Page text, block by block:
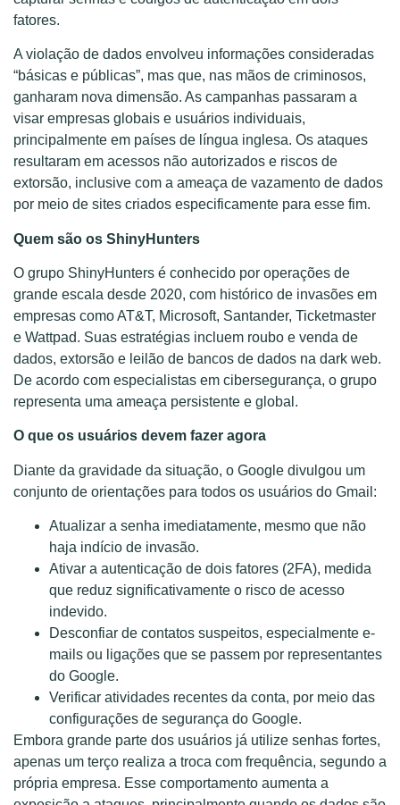
fatores.
A violação de dados envolveu informações consideradas
“básicas e públicas”, mas que, nas mãos de criminosos,
ganharam nova dimensão. As campanhas passaram a
visar empresas globais e usuários individuais,
principalmente em países de língua inglesa. Os ataques
resultaram em acessos não autorizados e riscos de
extorsão, inclusive com a ameaça de vazamento de dados
por meio de sites criados especificamente para esse fim.
Quem são os ShinyHunters
O grupo ShinyHunters é conhecido por operações de
grande escala desde 2020, com histórico de invasões em
empresas como AT&T, Microsoft, Santander, Ticketmaster
e Wattpad. Suas estratégias incluem roubo e venda de
dados, extorsão e leilão de bancos de dados na dark web.
De acordo com especialistas em cibersegurança, o grupo
representa uma ameaça persistente e global.
O que os usuários devem fazer agora
Diante da gravidade da situação, o Google divulgou um
conjunto de orientações para todos os usuários do Gmail:
Atualizar a senha imediatamente, mesmo que não
haja indício de invasão.
Ativar a autenticação de dois fatores (2FA), medida
que reduz significativamente o risco de acesso
indevido.
Desconfiar de contatos suspeitos, especialmente e-
mails ou ligações que se passem por representantes
do Google.
Verificar atividades recentes da conta, por meio das
configurações de segurança do Google.
Embora grande parte dos usuários já utilize senhas fortes,
apenas um terço realiza a troca com frequência, segundo a
própria empresa. Esse comportamento aumenta a